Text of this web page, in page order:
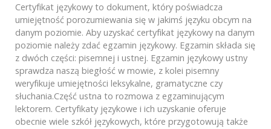
Certyfikat językowy to dokument, który poświadcza
umiejętność porozumiewania się w jakimś języku obcym na
danym poziomie. Aby uzyskać certyfikat językowy na danym
poziomie należy zdać egzamin językowy. Egzamin składa się
z dwóch części: pisemnej i ustnej. Egzamin językowy ustny
sprawdza naszą biegłość w mowie, z kolei pisemny
weryfikuje umiejętności leksykalne, gramatyczne czy
słuchania.Część ustna to rozmowa z egzaminującym
lektorem. Certyfikaty językowe i ich uzyskanie oferuje
obecnie wiele szkół językowych, które przygotowują także